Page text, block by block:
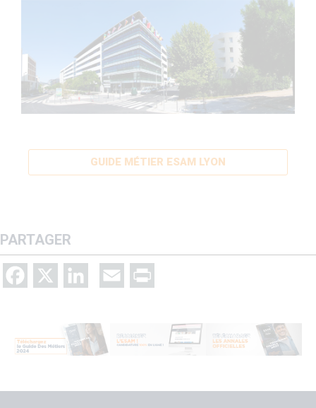
GUIDE MÉTIER ESAM LYON
PARTAGER
Facebook LinkedIn Email